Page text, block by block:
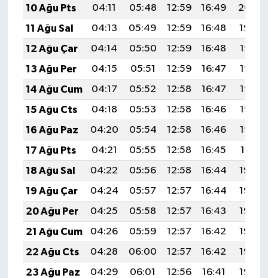
10 Ağu Pts
04:11 05:48 12:59 16:49
20:00
11 Ağu Sal
04:13 05:49 12:59 16:48
19:59
12 Ağu Çar
04:14 05:50 12:59 16:48
19:57
13 Ağu Per
04:15 05:51 12:59 16:47
19:56
14 Ağu Cum
04:17 05:52 12:58 16:47
19:55
15 Ağu Cts
04:18 05:53 12:58 16:46
19:53
16 Ağu Paz
04:20 05:54 12:58 16:46
19:52
17 Ağu Pts
04:21 05:55 12:58 16:45
19:51
18 Ağu Sal
04:22 05:56 12:58 16:44
19:49
19 Ağu Çar
04:24 05:57 12:57 16:44
19:48
20 Ağu Per
04:25 05:58 12:57 16:43
19:46
21 Ağu Cum
04:26 05:59 12:57 16:42
19:45
22 Ağu Cts
04:28 06:00 12:57 16:42
19:44
23 Ağu Paz
04:29 06:01 12:56 16:41
19:42